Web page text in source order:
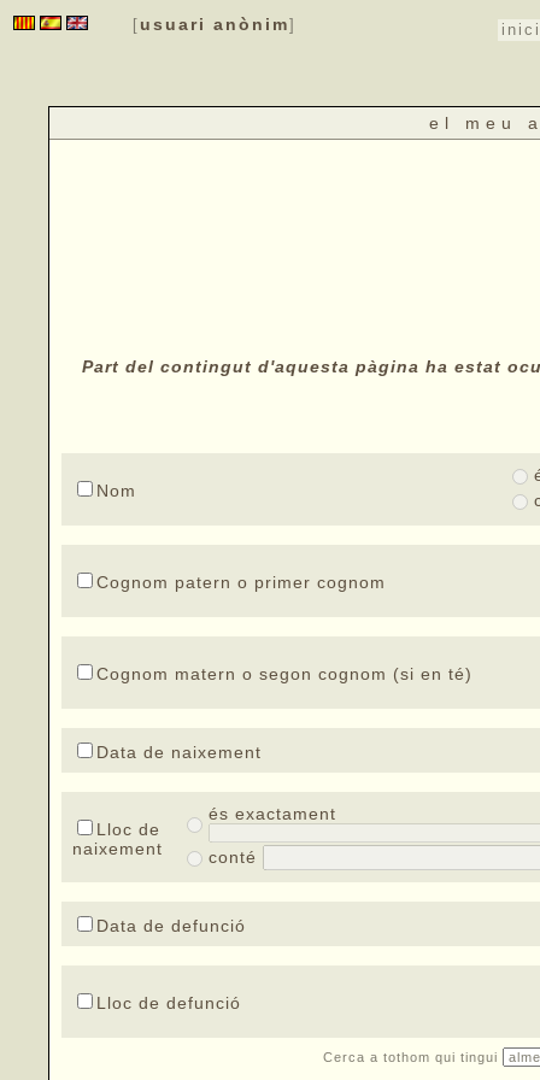
[ usuari anònim] inici
el meu
Part del contingut d'aquesta pàgina ha estat
Nom
Cognom patern o primer cognom
Cognom matern o segon cognom (si en té)
Data de naixement
Lloc de
naixement
és exactament
conté
Data de defunció
Lloc de defunció
Cerca a tothom qui tingui